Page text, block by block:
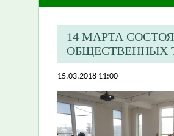
14 МАРТА
ОБЩЕСТВЕННЫХ
15.03.2018 11:00